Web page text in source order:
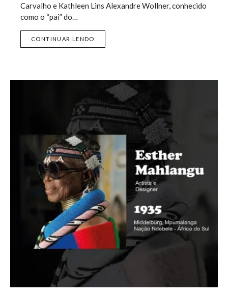
Carvalho e Kathleen Lins Alexandre Wollner, conhecido
como o “pai” do…
CONTINUAR LENDO